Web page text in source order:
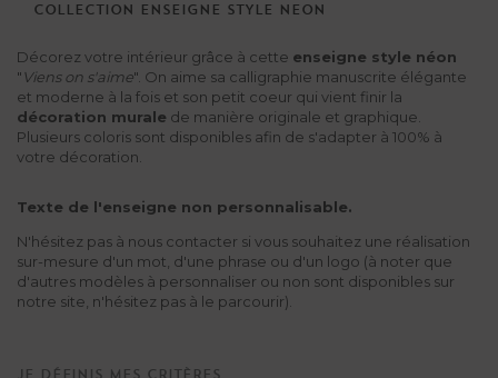
COLLECTION ENSEIGNE STYLE NEON
Décorez votre intérieur grâce à cette enseigne style néon
"Viens on s'aime". On aime sa calligraphie manuscrite élégante
et moderne à la fois et son petit coeur qui vient finir la
décoration murale de manière originale et graphique.
Plusieurs coloris sont disponibles afin de s'adapter à 100% à
votre décoration.
Texte de l'enseigne non personnalisable.
N'hésitez pas à nous contacter si vous souhaitez une réalisation
sur-mesure d'un mot, d'une phrase ou d'un logo (à noter que
d'autres modèles à personnaliser ou non sont disponibles sur
notre site, n'hésitez pas à le parcourir).
Je définis mes critères